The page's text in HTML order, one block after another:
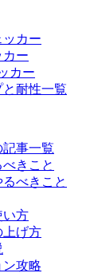
カー
カー
カー
耐性一覧
事一覧
きこと
べきこと
い方
上げ方
攻略